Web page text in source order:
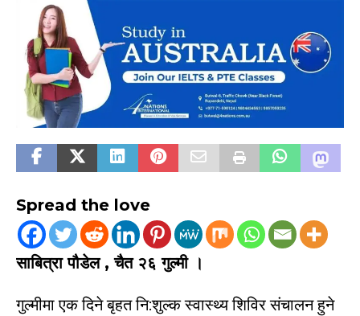
Spread the love
साबित्रा पौडेल , चैत २६ गुल्मी ।
गुल्मीमा एक दिने बृहत नि:शुल्क स्वास्थ्य शिविर संचालन हुने